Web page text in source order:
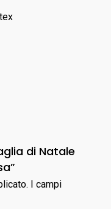
di Natale
I campi